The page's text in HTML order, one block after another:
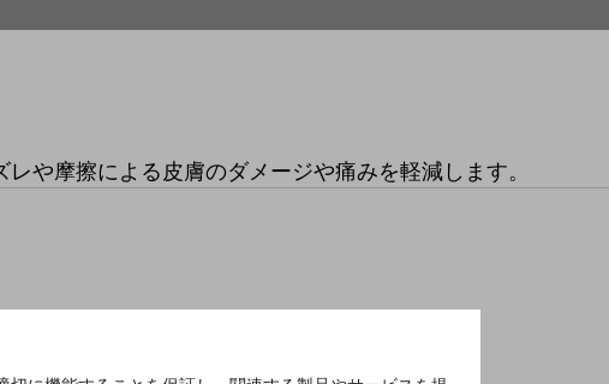
や摩擦による皮膚のダメージや痛みを軽減します。